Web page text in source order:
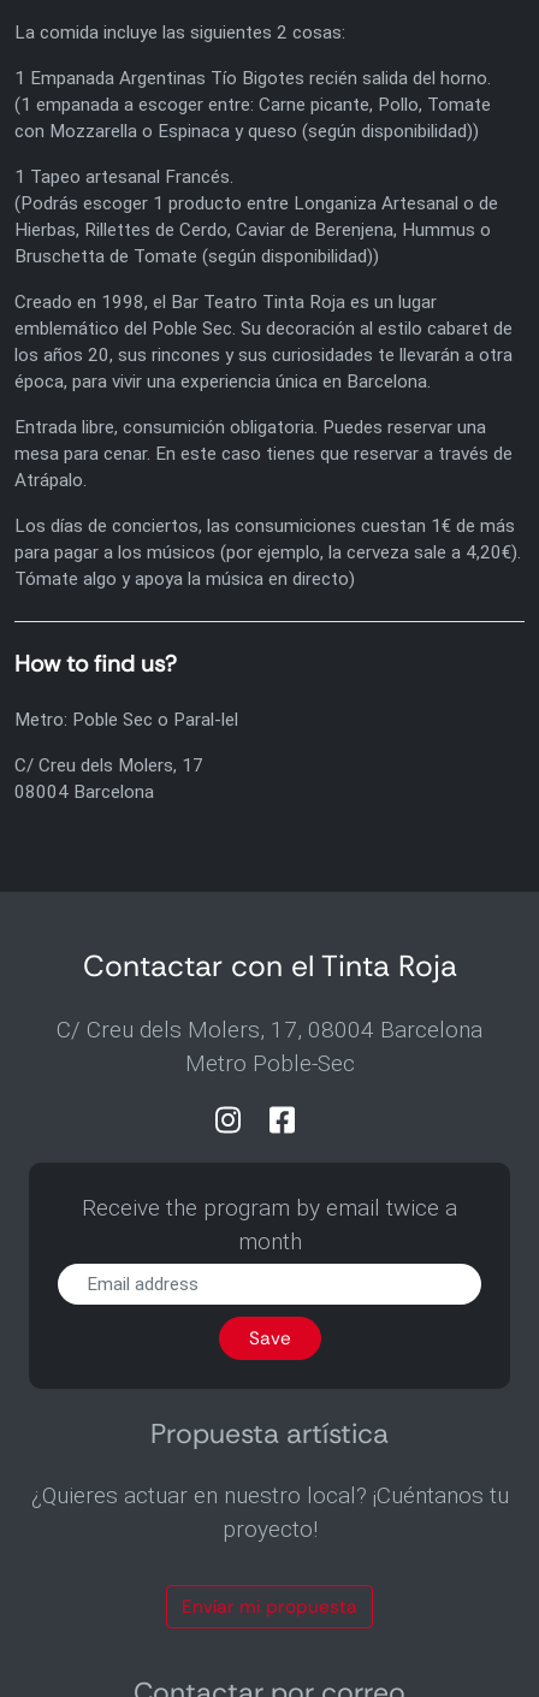
La comida incluye las siguientes 2 cosas:
1 Empanada Argentinas Tío Bigotes recién salida del horno.
(1 empanada a escoger entre: Carne picante, Pollo, Tomate
con Mozzarella o Espinaca y queso (según disponibilidad))
1 Tapeo artesanal Francés.
(Podrás escoger 1 producto entre Longaniza Artesanal o de
Hierbas, Rillettes de Cerdo, Caviar de Berenjena, Hummus o
Bruschetta de Tomate (según disponibilidad))
Creado en 1998, el Bar Teatro Tinta Roja es un lugar
emblemático del Poble Sec. Su decoración al estilo cabaret de
los años 20, sus rincones y sus curiosidades te llevarán a otra
época, para vivir una experiencia única en Barcelona.
Entrada libre, consumición obligatoria. Puedes reservar una
mesa para cenar. En este caso tienes que reservar a través de
Atrápalo.
Los días de conciertos, las consumiciones cuestan 1€ de más
para pagar a los músicos (por ejemplo, la cerveza sale a 4,20€).
Tómate algo y apoya la música en directo)
How to find us?
Metro: Poble Sec o Paral-lel
C/ Creu dels Molers, 17
08004 Barcelona
Contactar con el Tinta Roja
C/ Creu dels Molers, 17, 08004 Barcelona
Metro Poble-Sec
Receive the program by email twice a
month
program
by
month
Save
Propuesta artística
¿Quieres actuar en nuestro local? ¡Cuéntanos tu
proyecto!
Envíar mi propuesta